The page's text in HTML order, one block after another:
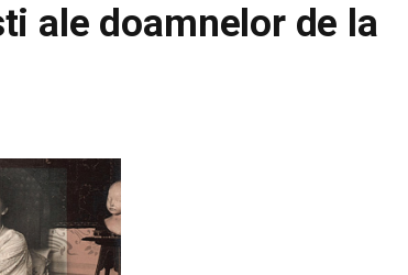
ale doamnelor de la